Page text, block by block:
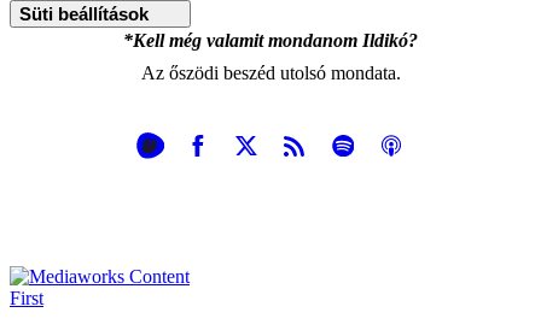
Süti beállítások
*Kell még valamit mondanom Ildikó?
Az őszödi beszéd utolsó mondata.